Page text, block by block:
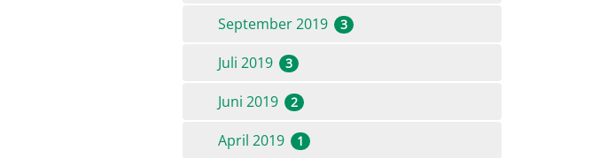
September 2019 3
Juli 2019 3
Juni 2019 2
April 2019 1